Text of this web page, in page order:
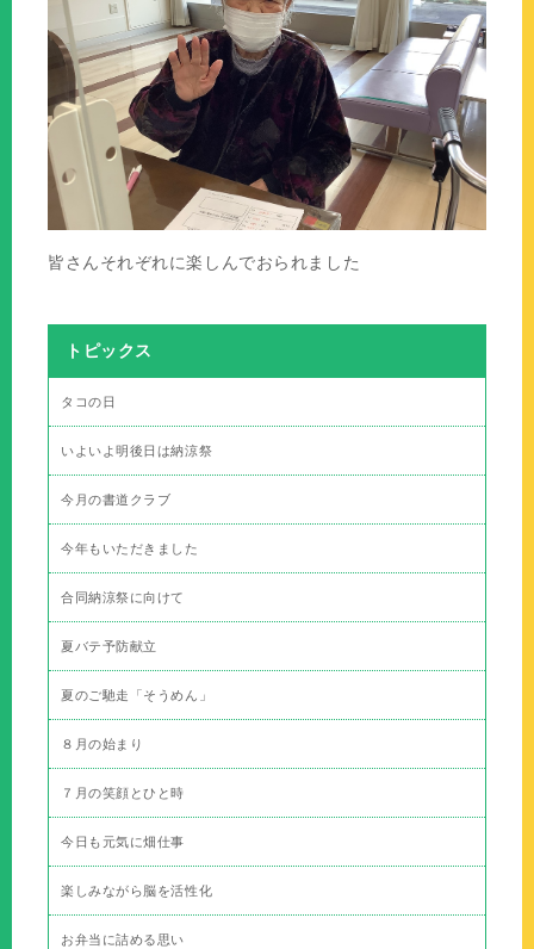
皆さんそれぞれに楽しんでおられました
トピックス
タコの日
いよいよ明後日は納涼祭
今月の書道クラブ
今年もいただきました
合同納涼祭に向けて
夏バテ予防献立
夏のご馳走「そうめん」
８月の始まり
７月の笑顔とひと時
今日も元気に畑仕事
楽しみながら脳を活性化
お弁当に詰める思い